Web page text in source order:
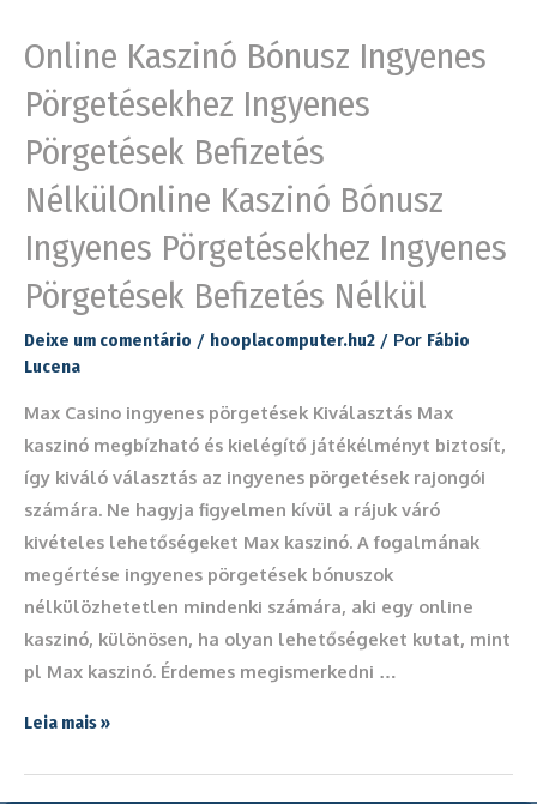
Online Kaszinó Bónusz Ingyenes
Pörgetésekhez Ingyenes
Pörgetések Befizetés
NélkülOnline Kaszinó Bónusz
Ingyenes Pörgetésekhez Ingyenes
Pörgetések Befizetés Nélkül
Deixe um comentário / hooplacomputer.hu2 / Por Fábio
Lucena
Max Casino ingyenes pörgetések Kiválasztás Max
kaszinó megbízható és kielégítő játékélményt biztosít,
így kiváló választás az ingyenes pörgetések rajongói
számára. Ne hagyja figyelmen kívül a rájuk váró
kivételes lehetőségeket Max kaszinó. A fogalmának
megértése ingyenes pörgetések bónuszok
nélkülözhetetlen mindenki számára, aki egy online
kaszinó, különösen, ha olyan lehetőségeket kutat, mint
pl Max kaszinó. Érdemes megismerkedni …
Leia mais »